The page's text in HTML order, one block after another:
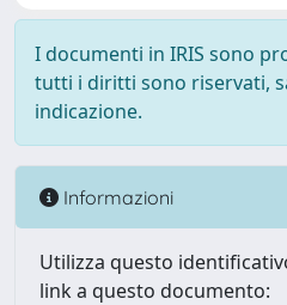
I documenti in IRIS sono
tutti i diritti sono riservati,
indicazione.
Informazioni
Utilizza questo
link a questo documento: